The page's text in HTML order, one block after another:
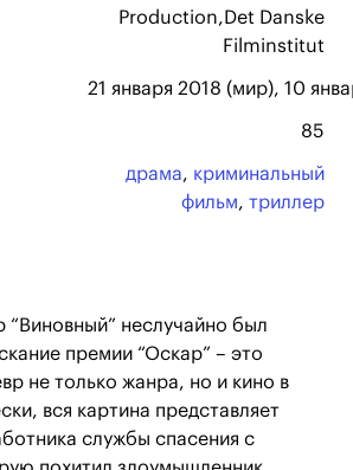
Production,Det Danske
Filminstitut
21 января 2018 (мир), 10
85
драма, криминальный
фильм, триллер
“Виновный” неслучайно был
премии “Оскар” – это
не только жанра, но и кино в
вся картина представляет
службы спасения с